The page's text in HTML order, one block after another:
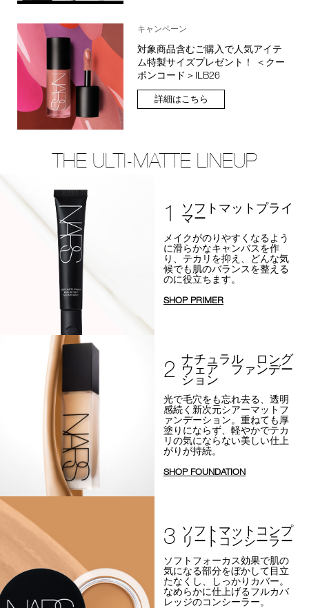
キャンペーン
対象商品含むご購入で人気アイテ
ム特製サイズプレゼント！ ＜クー
ポンコード＞ILB26
詳細はこちら
THE ULTI-MATTE LINEUP
1 ソフトマットプライ
マー
メイクがのりやすくなるよう
に滑らかなキャンバスを作
り、テカリを抑え、
どんな気
候でも肌のバランスを整える
のに役立ちます。
SHOP PRIMER
2 ナチュラル ロング
ウェア ファンデー
ション
光で毛穴をも忘れ去る、透明
感続く新次元シアーマットフ
ァンデーション。 重ねても厚
塗りにならず、軽やかでテカ
リの気にならない美しい仕上
がりが持続。
SHOP FOUNDATION
3 ソフトマットコンプ
リートコンシーラー
ソフトフォーカス効果で肌の
気になる部分をぼかして目立
たなくし、しっかりカバー。
なめらかに仕上げるフルカバ
レッジのコンシーラー。